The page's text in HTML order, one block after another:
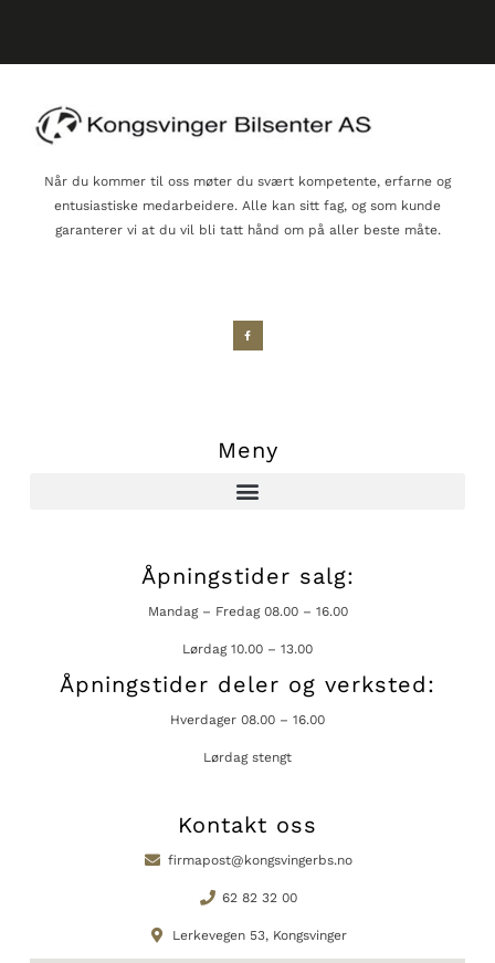
Når du kommer til oss møter du svært kompetente, erfarne og
entusiastiske medarbeidere. Alle kan sitt fag, og som kunde
garanterer vi at du vil bli tatt hånd om på aller beste måte.
Meny
Åpningstider salg:
Mandag – Fredag 08.00 – 16.00
Lørdag 10.00 – 13.00
Åpningstider deler og verksted:
Hverdager 08.00 – 16.00
Lørdag stengt
Kontakt oss
firmapost@kongsvingerbs.no
62 82 32 00
Lerkevegen 53, Kongsvinger